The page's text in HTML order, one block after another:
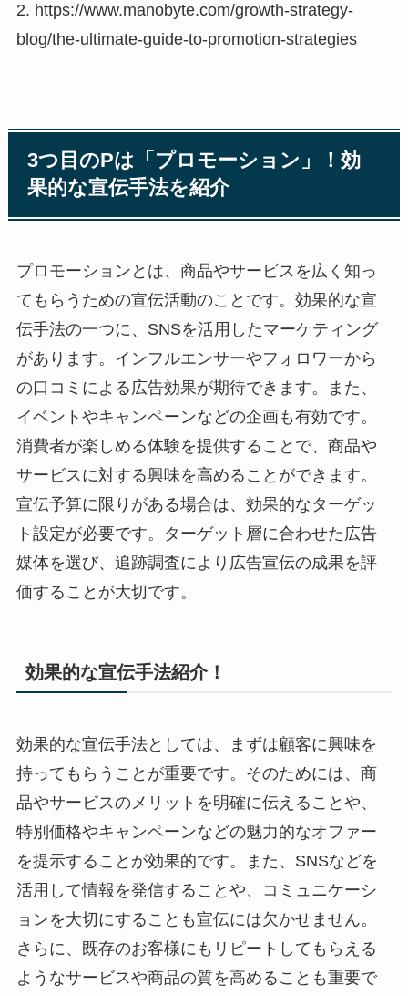
2. https://www.manobyte.com/growth-strategy-
blog/the-ultimate-guide-to-promotion-strategies
3つ目のPは「プロモーション」！効
果的な宣伝手法を紹介
プロモーションとは、商品やサービスを広く知っ
てもらうための宣伝活動のことです。効果的な宣
伝手法の一つに、SNSを活用したマーケティング
があります。インフルエンサーやフォロワーから
の口コミによる広告効果が期待できます。また、
イベントやキャンペーンなどの企画も有効です。
消費者が楽しめる体験を提供することで、商品や
サービスに対する興味を高めることができます。
宣伝予算に限りがある場合は、効果的なターゲッ
ト設定が必要です。ターゲット層に合わせた広告
媒体を選び、追跡調査により広告宣伝の成果を評
価することが大切です。
効果的な宣伝手法紹介！
効果的な宣伝手法としては、まずは顧客に興味を
持ってもらうことが重要です。そのためには、商
品やサービスのメリットを明確に伝えることや、
特別価格やキャンペーンなどの魅力的なオファー
を提示することが効果的です。また、SNSなどを
活用して情報を発信することや、コミュニケーシ
ョンを大切にすることも宣伝には欠かせません。
さらに、既存のお客様にもリピートしてもらえる
ようなサービスや商品の質を高めることも重要で